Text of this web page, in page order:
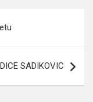
SADIKOVIC